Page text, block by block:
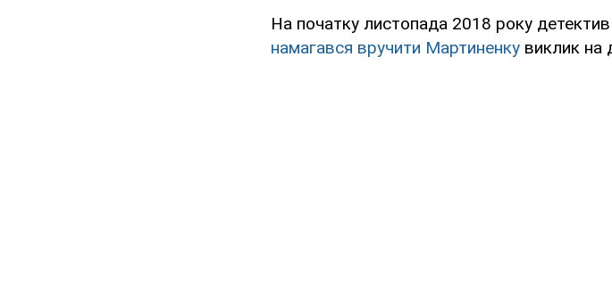
На початку листопада 2018 року
намагався вручити Мартиненку виклик на